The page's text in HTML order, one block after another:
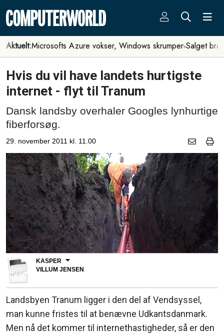
Aktuelt:Microsofts Azure vokser, Windows skrumper Salget
Hvis du vil have landets hurtigste
internet - flyt til Tranum
Dansk landsby overhaler Googles lynhurtige
fiberforsøg.
29. november 2011 kl. 11.00
KASPER
VILLUM JENSEN
Landsbyen Tranum ligger i den del af Vendsyssel,
man kunne fristes til at benævne Udkantsdanmark.
Men nå det kommer til internethastigheder, så er den